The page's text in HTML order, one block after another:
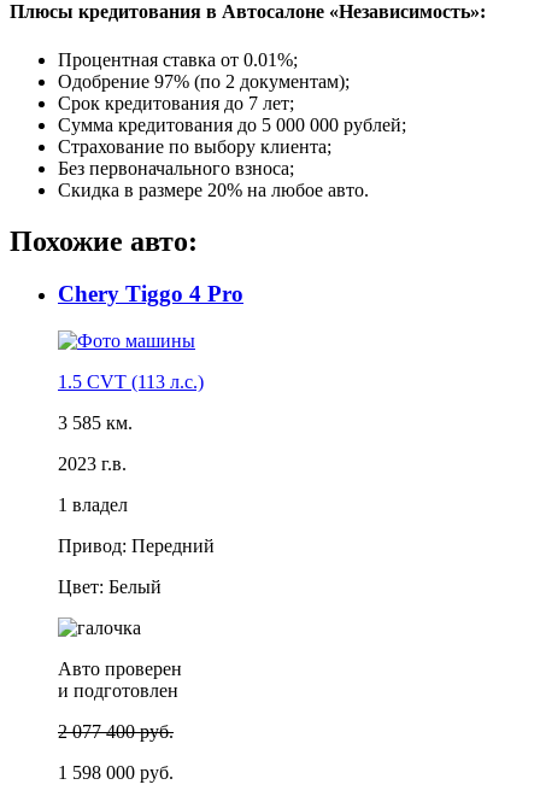
Плюсы кредитования в Автосалоне «Независимость»:
Процентная ставка от 0.01%;
Одобрение 97% (по 2 документам);
Срок кредитования до 7 лет;
Сумма кредитования до 5 000 000 рублей;
Страхование по выбору клиента;
Без первоначального взноса;
Скидка в размере 20% на любое авто.
Похожие авто:
Chery Tiggo 4 Pro
1.5 CVT (113 л.с.)
3 585 км.
2023 г.в.
1 владел
Привод: Передний
Цвет: Белый
Авто проверен
и подготовлен
2 077 400 руб.
1 598 000 руб.